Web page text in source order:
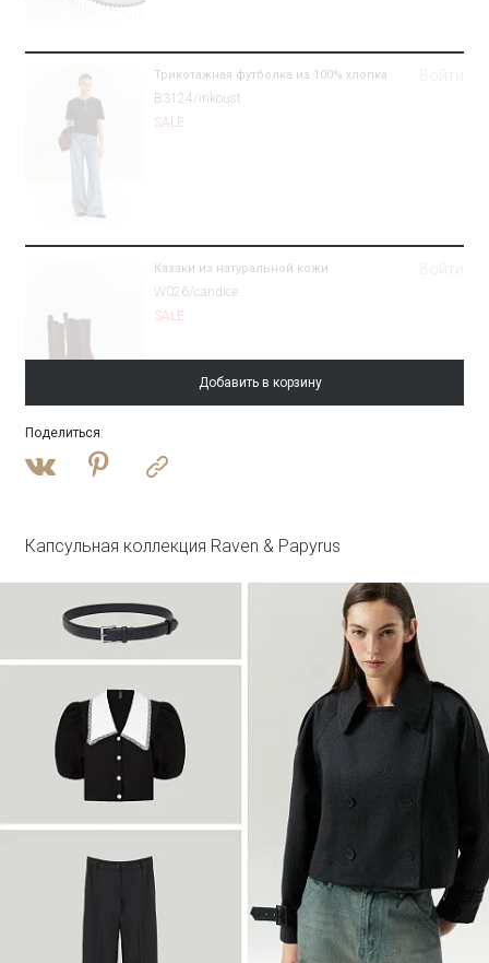
Трикотажная футболка из 100% хлопка
B3124/inkoust
SALE
Войти
Казаки из натуральной кожи
W026/candice
SALE
Войти
Брюки прямого кроя с защипами
SALE
Войти
Джинсовый жилет с леопардовым
принтом
GL112/lewpard
SALE
Войти
Добавить в корзину
Поделиться:
Капсульная коллекция Raven & Papyrus